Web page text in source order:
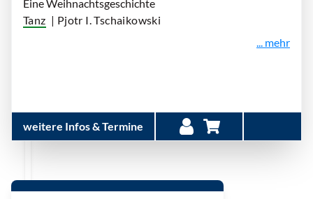
Eine Weihnachtsgeschichte
Tanz | Pjotr I. Tschaikowski
... mehr
weitere Infos & Termine